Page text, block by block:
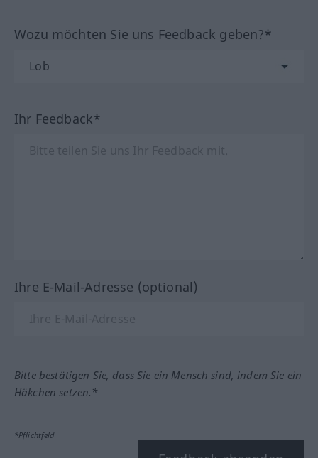
Wozu möchten Sie uns Feedback geben?*
Ihr Feedback*
Ihre E-Mail-Adresse (optional)
Bitte bestätigen Sie, dass Sie ein Mensch sind, indem Sie ein
Häkchen setzen.*
*Pflichtfeld